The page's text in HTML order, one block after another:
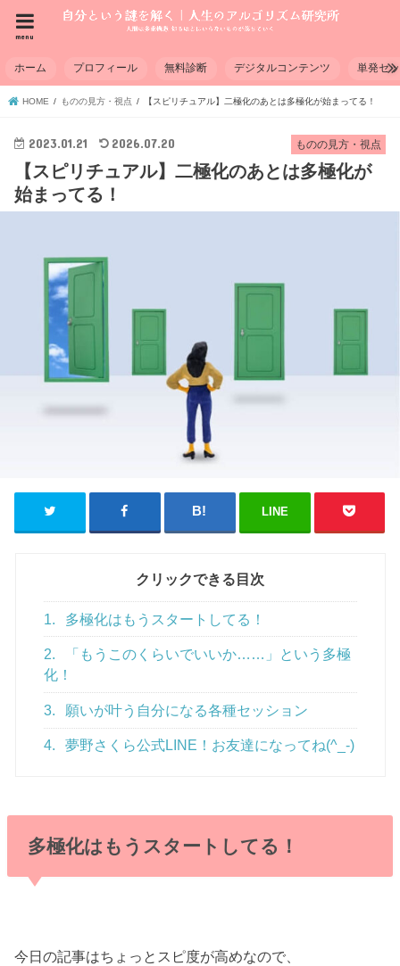
menu
ホーム プロフィール 無料診断 デジタルコンテンツ 単発セ
HOME ものの見方・視点 【スピリチュアル】二極化のあとは多極化が始まってる！
ものの見方・視点
2023.01.21 2026.07.20
【スピリチュアル】二極化のあとは多極化が
始まってる！
LINE
クリックできる目次
1. 多極化はもうスタートしてる！
2.
「もうこのくらいでいいか……」という多極
化！
3. 願いが叶う自分になる各種セッション
4. 夢野さくら公式LINE！お友達になってね(^_-)
多極化はもうスタートしてる！
今日の記事はちょっとスピ度が高めなので、